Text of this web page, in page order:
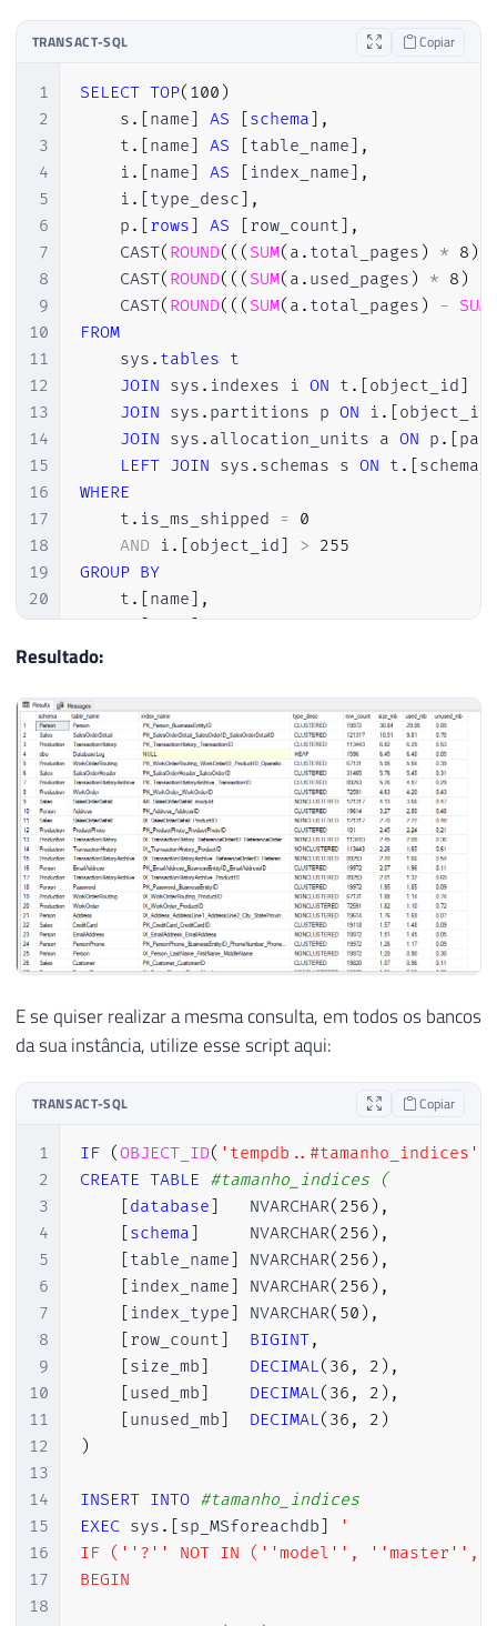
TRANSACT-SQL Copiar
1
2
3
4
5
6
7
8
9
10
11
12
13
14
15
16
17
18
19
20
21
22
24
25
26
SELECT TOP( 100 )
    s
. [name] AS [schema] ,
    t
. [name] AS [table_name] ,
    i
. [name] AS [ index_name] ,
    i
. [type_desc] ,
    p
. [rows] AS [row_count] ,
    CAST
( ROUND( ( ( SUM( a . total_pages ) * 8 )
    CAST
( ROUND( ( ( SUM( a . used_pages ) * 8 )
    CAST
( ROUND( ( ( SUM( a . total_pages ) - SUM
FROM
    sys
. tables t
JOIN sys . indexes i ON t . [object_id]
JOIN sys . partitions p ON i . [object_id
JOIN sys . allocation_units a ON p . [
LEFT JOIN sys . schemas s ON t . [
WHERE
    t
. is_ms_shipped = 0
AND i . [object_id] > 255
GROUP BY
    t
. [name] ,
    s
.[name],
    i
    p
ORDER
BY
size_mb] DESC
Resultado:
E se quiser realizar a mesma consulta, em todos os bancos
da sua instância, utilize esse script aqui:
TRANSACT-SQL Copiar
1
2
3
4
5
6
7
8
9
10
11
12
13
14
15
16
17
18
IF (OBJECT_ID( 'tempdb..#tamanho_indices'
CREATE TABLE #tamanho_indices (
database
   NVARCHAR
( 256 ) ,
schema
     NVARCHAR
( 256 ) ,
table_name NVARCHAR( 256 ) ,
index_name NVARCHAR( 256 ) ,
index_type NVARCHAR( 50 ) ,
row_count BIGINT,
size_mb DECIMAL( 36 , 2 ) ,
used_mb DECIMAL( 36 , 2 ) ,
unused_mb DECIMAL( 36 , 2 )
)
INSERT INTO #tamanho_indices
EXEC sys . sp_MSforeachdb
'
IF (''?'' NOT IN (''model'', ''master'',
BEGIN